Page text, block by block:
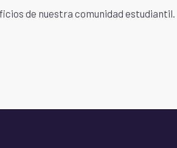
de nuestra comunidad estudiantil.